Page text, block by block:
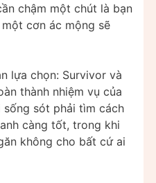
chậm một chút là bạn
cơn ác mộng sẽ
lựa chọn: Survivor và
thành nhiệm vụ của
sống sót phải tìm cách
càng tốt, trong khi
không cho bất cứ ai